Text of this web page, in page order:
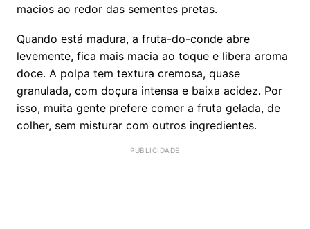
macios ao redor das sementes pretas.
Quando está madura, a fruta-do-conde abre
levemente, fica mais macia ao toque e libera aroma
doce. A polpa tem textura cremosa, quase
granulada, com doçura intensa e baixa acidez. Por
isso, muita gente prefere comer a fruta gelada, de
colher, sem misturar com outros ingredientes.